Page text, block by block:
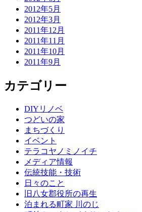
2012年5月
2012年3月
2011年12月
2011年11月
2011年10月
2011年9月
カテゴリー
DIYリノベ
つどいの家
まちづくり
イベント
テラコヤノミノイチ
メディア情報
伝統技能・技術
日々のこと
旧八女郡役所の再生
泊まれる町家 川のじ